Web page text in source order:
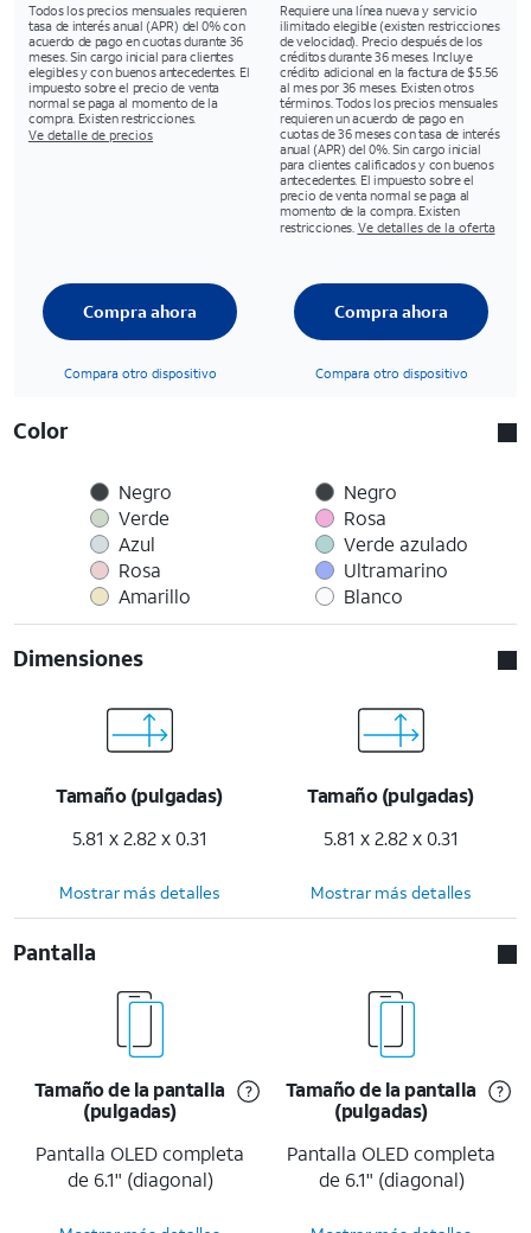
Todos los precios mensuales requieren
tasa de interés anual (APR) del 0% con
acuerdo de pago en cuotas durante 36
meses. Sin cargo inicial para clientes
elegibles y con buenos antecedentes. El
impuesto sobre el precio de venta
normal se paga al momento de la
compra. Existen restricciones.
Ve detalle de precios
Requiere una línea nueva y servicio
ilimitado elegible (existen restricciones
de velocidad). Precio después de los
créditos durante 36 meses. Incluye
crédito adicional en la factura de $5.56
al mes por 36 meses. Existen otros
términos. Todos los precios mensuales
requieren un acuerdo de pago en
cuotas de 36 meses con tasa de interés
anual (APR) del 0%. Sin cargo inicial
para clientes calificados y con buenos
antecedentes. El impuesto sobre el
precio de venta normal se paga al
momento de la compra. Existen
restricciones. Ve detalles de la oferta
Compra ahora
Compara otro dispositivo
Compra ahora
Compara otro dispositivo
Color
Negro
Verde
Azul
Rosa
Amarillo
Negro
Rosa
Verde azulado
Ultramarino
Blanco
Dimensiones
Tamaño (pulgadas)
5.81 x 2.82 x 0.31
Tamaño (pulgadas)
5.81 x 2.82 x 0.31
Mostrar más detalles Mostrar más detalles
Pantalla
Tamaño de la pantalla
(pulgadas)
Pantalla OLED completa
de 6.1" (diagonal)
Tamaño de la pantalla
(pulgadas)
Pantalla OLED completa
de 6.1" (diagonal)